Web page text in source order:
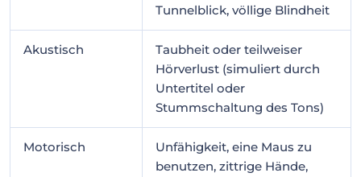
Tunnelblick, völlige Blindheit
Akustisch
Taubheit oder teilweiser
Hörverlust (simuliert durch
Untertitel oder
Stummschaltung des Tons)
Motorisch
Unfähigkeit, eine Maus zu
benutzen, zittrige Hände,